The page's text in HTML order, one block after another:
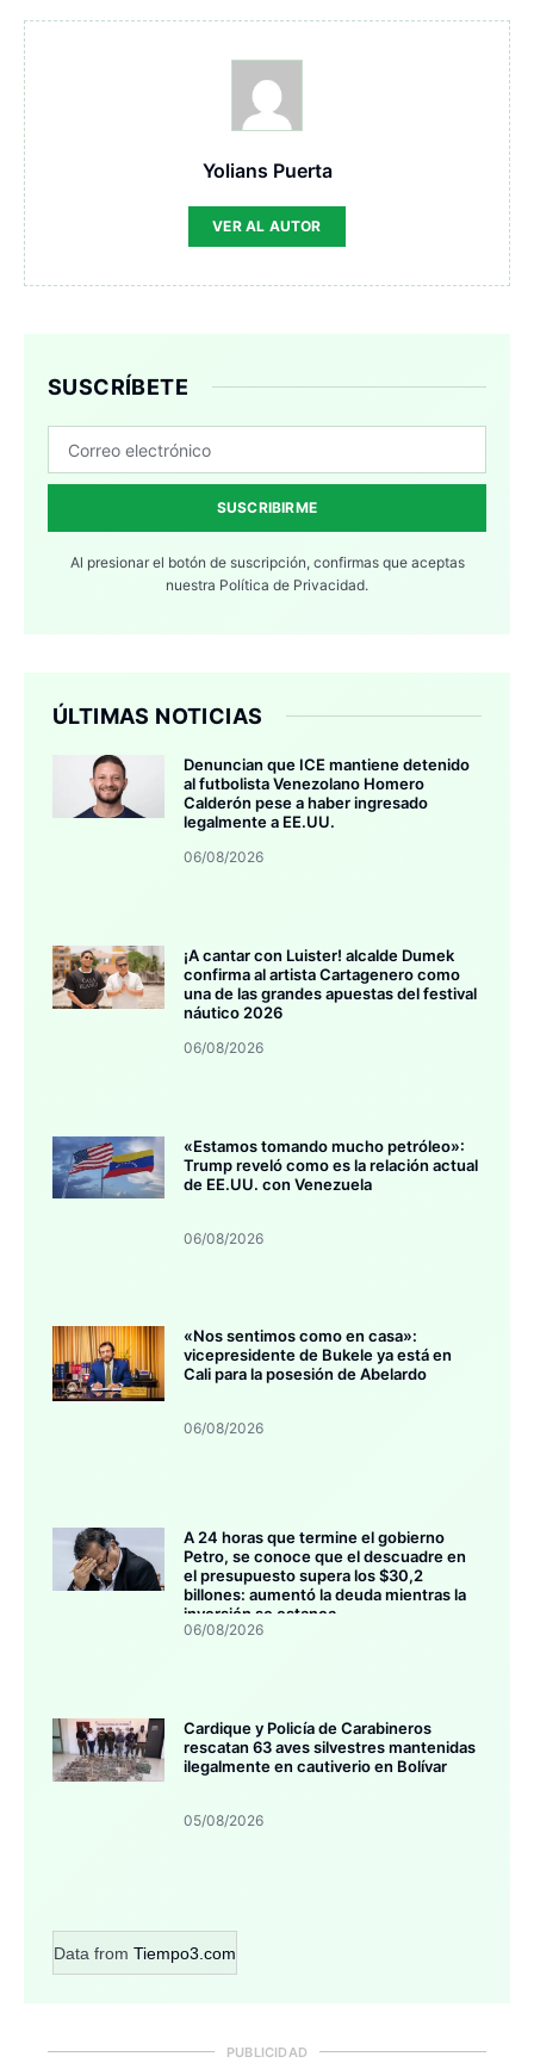
Yolians Puerta
VER AL AUTOR
SUSCRÍBETE
SUSCRIBIRME
Al presionar el botón de suscripción, confirmas que aceptas
nuestra Política de Privacidad.
ÚLTIMAS NOTICIAS
Denuncian que ICE mantiene detenido
al futbolista Venezolano Homero
Calderón pese a haber ingresado
legalmente a EE.UU.
06/08/2026
¡A cantar con Luister! alcalde Dumek
confirma al artista Cartagenero como
una de las grandes apuestas del festival
náutico 2026
06/08/2026
«Estamos tomando mucho petróleo»:
Trump reveló como es la relación actual
de EE.UU. con Venezuela
06/08/2026
«Nos sentimos como en casa»:
vicepresidente de Bukele ya está en
Cali para la posesión de Abelardo
06/08/2026
A 24 horas que termine el gobierno
Petro, se conoce que el descuadre en
el presupuesto supera los $30,2
billones: aumentó la deuda mientras la
inversión se estanca
06/08/2026
Cardique y Policía de Carabineros
rescatan 63 aves silvestres mantenidas
ilegalmente en cautiverio en Bolívar
05/08/2026
Data from Tiempo3.com
PUBLICIDAD